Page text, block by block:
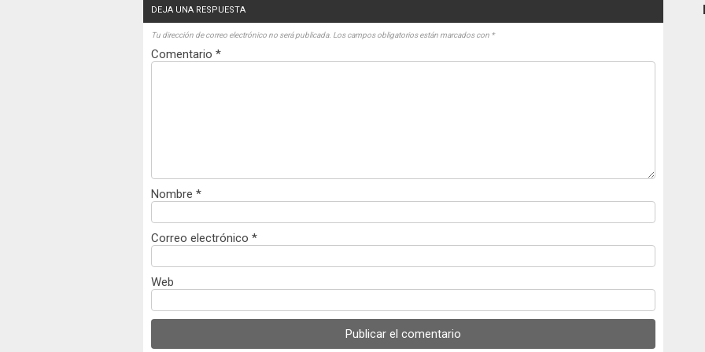
DEJA UNA RESPUESTA
Tu dirección de correo electrónico no será publicada. Los campos obligatorios están marcados con *
Comentario *
Nombre *
Correo electrónico *
Web